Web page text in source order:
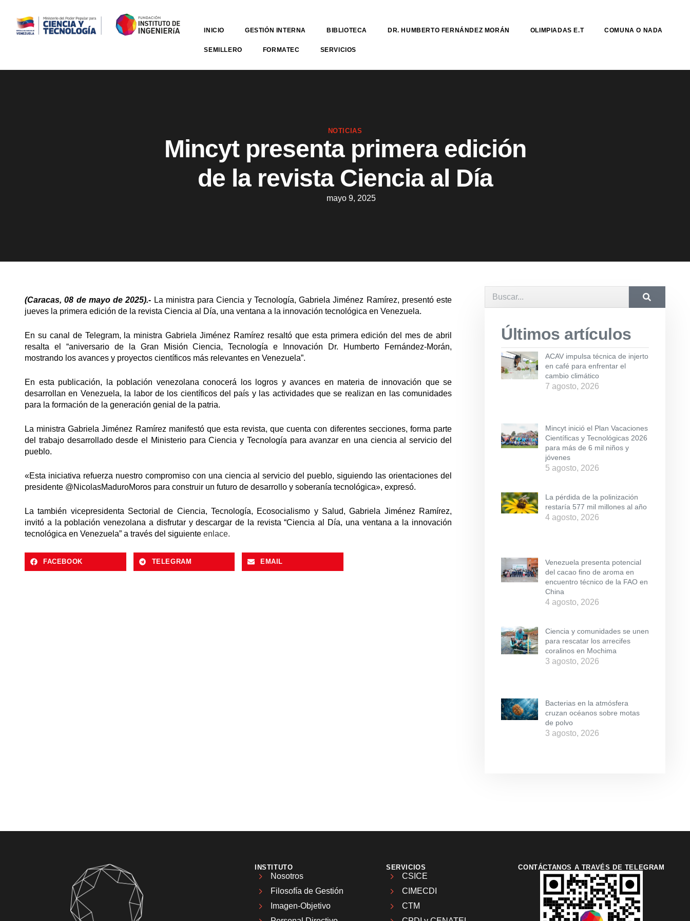
INICIO GESTIÓN INTERNA BIBLIOTECA DR. HUMBERTO FERNÁNDEZ MORÁN OLIMPIADAS E.T COMUNA O NADA
SEMILLERO FORMATEC SERVICIOS
NOTICIAS
Mincyt presenta primera edición
de la revista Ciencia al Día
mayo 9, 2025
(Caracas, 08 de mayo de 2025).- La ministra para Ciencia y Tecnología, Gabriela Jiménez Ramírez, presentó este
jueves la primera edición de la revista Ciencia al Día, una ventana a la innovación tecnológica en Venezuela.
En su canal de Telegram, la ministra Gabriela Jiménez Ramírez resaltó que esta primera edición del mes de abril
resalta el “aniversario de la Gran Misión Ciencia, Tecnología e Innovación Dr. Humberto Fernández-Morán,
mostrando los avances y proyectos científicos más relevantes en Venezuela”.
En esta publicación, la población venezolana conocerá los logros y avances en materia de innovación que se
desarrollan en Venezuela, la labor de los científicos del país y las actividades que se realizan en las comunidades
para la formación de la generación genial de la patria.
La ministra Gabriela Jiménez Ramírez manifestó que esta revista, que cuenta con diferentes secciones, forma parte
del trabajo desarrollado desde el Ministerio para Ciencia y Tecnología para avanzar en una ciencia al servicio del
pueblo.
«Esta iniciativa refuerza nuestro compromiso con una ciencia al servicio del pueblo, siguiendo las orientaciones del
presidente @NicolasMaduroMoros para construir un futuro de desarrollo y soberanía tecnológica», expresó.
La también vicepresidenta Sectorial de Ciencia, Tecnología, Ecosocialismo y Salud, Gabriela Jiménez Ramírez,
invitó a la población venezolana a disfrutar y descargar de la revista “Ciencia al Día, una ventana a la innovación
tecnológica en Venezuela” a través del siguiente enlace.
FACEBOOK TELEGRAM EMAIL
Últimos artículos
ACAV impulsa técnica de injerto
en café para enfrentar el
cambio climático
7 agosto, 2026
Mincyt inició el Plan Vacaciones
Científicas y Tecnológicas 2026
para más de 6 mil niños y
jóvenes
5 agosto, 2026
La pérdida de la polinización
restaría 577 mil millones al año
4 agosto, 2026
Venezuela presenta potencial
del cacao fino de aroma en
encuentro técnico de la FAO en
China
4 agosto, 2026
Ciencia y comunidades se unen
para rescatar los arrecifes
coralinos en Mochima
3 agosto, 2026
Bacterias en la atmósfera
cruzan océanos sobre motas
de polvo
3 agosto, 2026
INSTITUTO
Nosotros
Filosofía de Gestión
Imagen-Objetivo
SERVICIOS
CSICE
CIMECDI
CTM
CONTÁCTANOS A TRAVÉS DE TELEGRAM